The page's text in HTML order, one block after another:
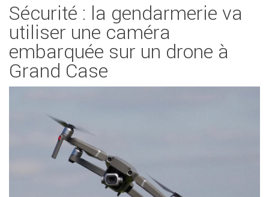
Sécurité : la gendarmerie va
utiliser une caméra
embarquée sur un drone à
Grand Case